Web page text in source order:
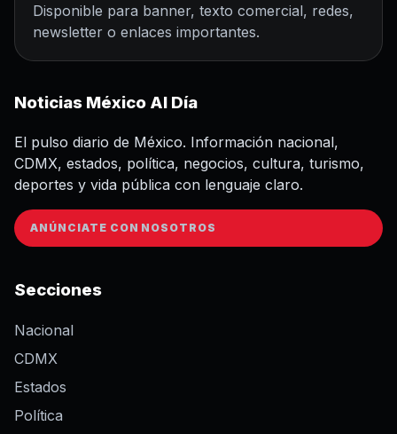
Disponible para banner, texto comercial, redes,
newsletter o enlaces importantes.
Noticias México Al Día
El pulso diario de México. Información nacional,
CDMX, estados, política, negocios, cultura, turismo,
deportes y vida pública con lenguaje claro.
ANÚNCIATE CON NOSOTROS
Secciones
Nacional
CDMX
Estados
Política